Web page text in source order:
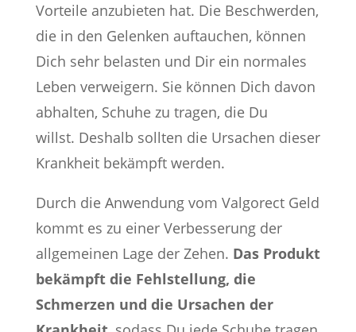
Vorteile anzubieten hat. Die Beschwerden,
die in den Gelenken auftauchen, können
Dich sehr belasten und Dir ein normales
Leben verweigern. Sie können Dich davon
abhalten, Schuhe zu tragen, die Du
willst. Deshalb sollten die Ursachen dieser
Krankheit bekämpft werden.
Durch die Anwendung vom Valgorect Geld
kommt es zu einer Verbesserung der
allgemeinen Lage der Zehen. Das Produkt
bekämpft die Fehlstellung, die
Schmerzen und die Ursachen der